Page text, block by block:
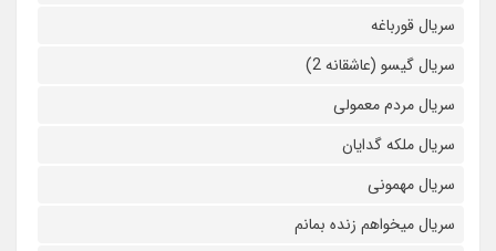
سریال قورباغه
سریال گیسو (عاشقانه 2)
سریال مردم معمولی
سریال ملکه گدایان
سریال مهمونی
سریال میخواهم زنده بمانم